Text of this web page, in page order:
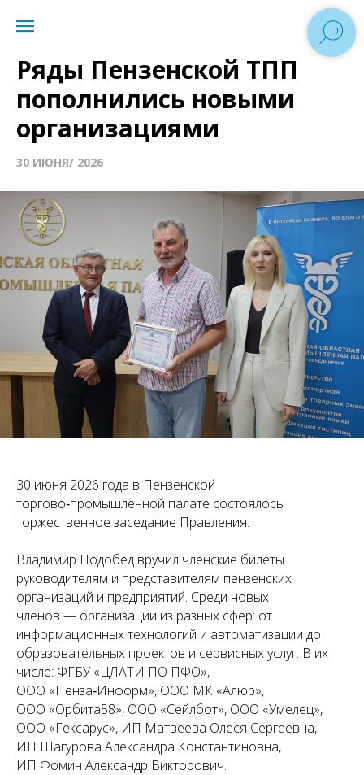
Ряды Пензенской ТПП
пополнились новыми
организациями
30 ИЮНЯ/ 2026
30 июня 2026 года в Пензенской
торгово‑промышленной палате состоялось
торжественное заседание Правления.
Владимир Подобед вручил членские билеты
руководителям и представителям пензенских
организаций и предприятий. Среди новых
членов — организации из разных сфер: от
информационных технологий и автоматизации до
образовательных проектов и сервисных услуг. В их
числе: ФГБУ «ЦЛАТИ ПО ПФО»,
ООО «Пенза‑Информ», ООО МК «Алюр»,
ООО «Орбита58», ООО «Сейлбот», ООО «Умелец»,
ООО «Гексарус», ИП Матвеева Олеся Сергеевна,
ИП Шагурова Александра Константиновна,
ИП Фомин Александр Викторович.